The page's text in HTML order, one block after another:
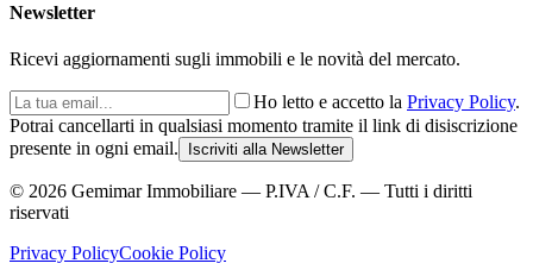
Newsletter
Ricevi aggiornamenti sugli immobili e le novità del mercato.
Ho letto e accetto la Privacy Policy.
Potrai cancellarti in qualsiasi momento tramite il link di disiscrizione
presente in ogni email.
Iscriviti alla Newsletter
© 2026 Gemimar Immobiliare — P.IVA / C.F. — Tutti i diritti
riservati
Privacy PolicyCookie Policy